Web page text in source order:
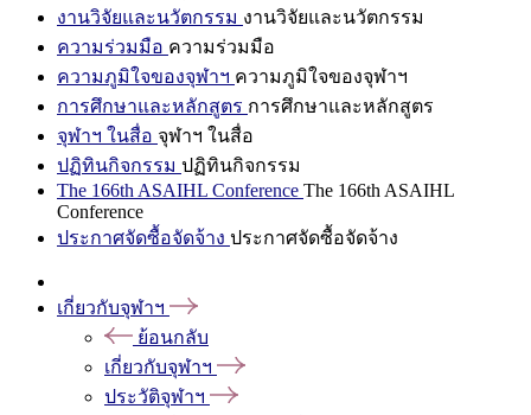
งานวิจัยและนวัตกรรม งานวิจัยและนวัตกรรม
ความร่วมมือ ความร่วมมือ
ความภูมิใจของจุฬาฯ ความภูมิใจของจุฬาฯ
การศึกษาและหลักสูตร การศึกษาและหลักสูตร
จุฬาฯ ในสื่อ จุฬาฯ ในสื่อ
ปฏิทินกิจกรรม ปฏิทินกิจกรรม
The 166th ASAIHL Conference The 166th ASAIHL
Conference
ประกาศจัดซื้อจัดจ้าง ประกาศจัดซื้อจัดจ้าง
เกี่ยวกับจุฬาฯ
ย้อนกลับ
เกี่ยวกับจุฬาฯ
ประวัติจุฬาฯ